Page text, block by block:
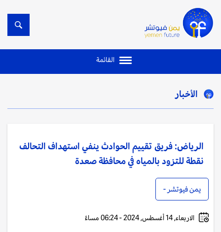
القائمة
الأخبار
الرياض: فريق تقييم الحوادث ينفي استهداف التحالف
نقطة للتزود بالمياه في محافظة صعدة
يمن فيوتشر -
الاربعاء, 14 أغسطس, 2024 - 06:24 مساءً